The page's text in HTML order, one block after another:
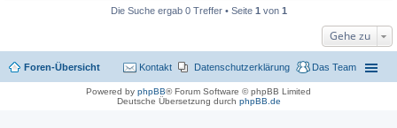
Die Suche ergab 0 Treffer • Seite 1 von 1
Gehe zu
Foren-Übersicht Das Team
Datenschutzerklärung
Kontakt
Powered by phpBB® Forum Software © phpBB Limited
Deutsche Übersetzung durch phpBB.de